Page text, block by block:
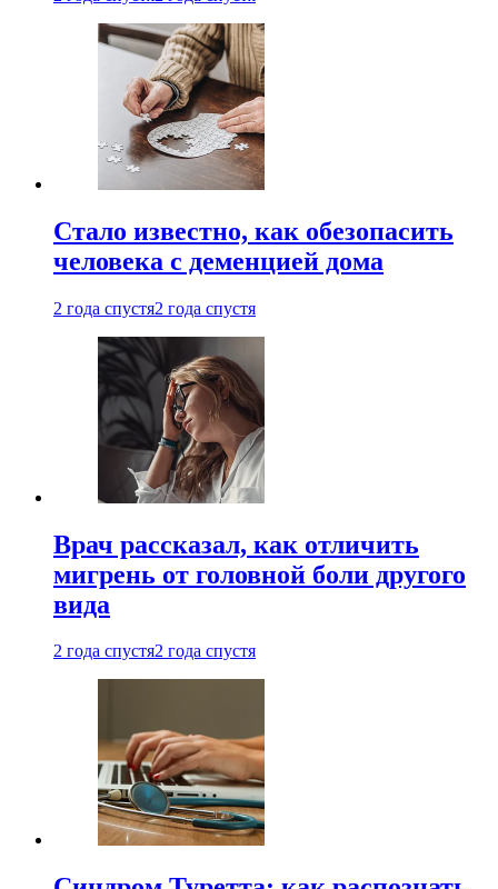
Стало известно, как обезопасить
человека с деменцией дома
2 года спустя2 года спустя
Врач рассказал, как отличить
мигрень от головной боли другого
вида
2 года спустя2 года спустя